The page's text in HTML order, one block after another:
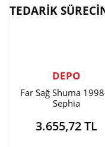
TEDARİK
DEPO
Far Sağ Shuma
Sephia
3.655,72 TL